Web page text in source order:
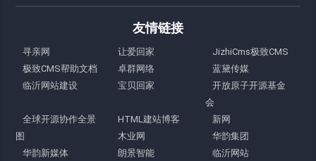
友情链接
寻亲网 让爱回家
JizhiCms极致CMS
极致CMS帮助文档
卓群网络
蓝黛传媒
临沂网站建设
宝贝回家
开放原子开源基金
会
全球开源协作全景
图
HTML建站博客
新网
木业网
华韵集团
华韵新媒体
朗景智能
临沂网站